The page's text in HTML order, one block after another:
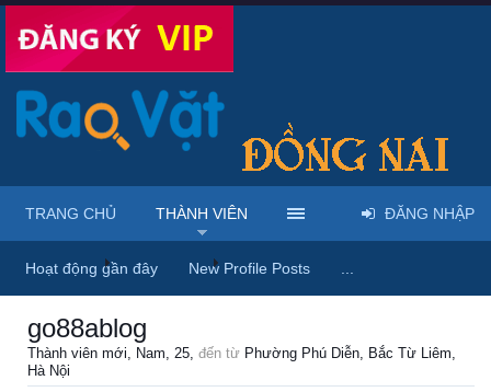
Trang chủ Thành viên go88ablog
go88ablog
Thành viên mới, Nam, 25, đến từ Phường Phú Diễn, Bắc Từ Liêm,
Hà Nội
TRANG CHỦ THÀNH VIÊN
Hoạt động gần đây New Profile Posts
ĐĂNG NHẬP